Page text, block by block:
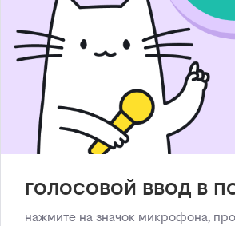
голосовой ввод в
нажмите на значок микрофона,